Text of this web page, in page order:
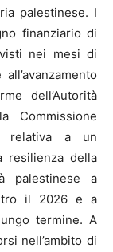
palestinese. I
finanziario di
nei mesi di
dell’Autorità
Commissione
relativa a un
resilienza della
palestinese a
il 2026 e a
termine. A
nell’ambito di